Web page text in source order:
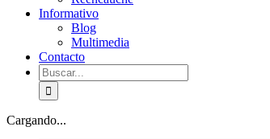
Informativo
Blog
Multimedia
Contacto
Buscar:
Cargando...